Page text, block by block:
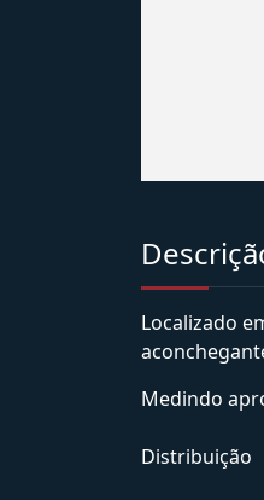
Localizado
Medindo
Distribuição